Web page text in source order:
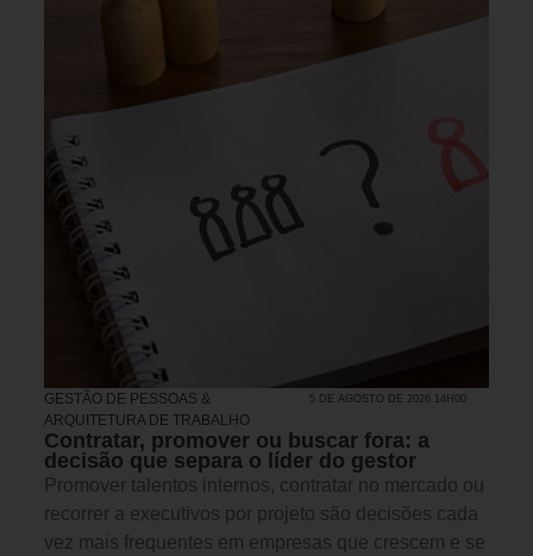
GESTÃO DE PESSOAS &
ARQUITETURA DE TRABALHO
5 DE AGOSTO DE 2026 14H00
Contratar, promover ou buscar fora: a
decisão que separa o líder do gestor
Promover talentos internos, contratar no mercado ou
recorrer a executivos por projeto são decisões cada
vez mais frequentes em empresas que crescem e se